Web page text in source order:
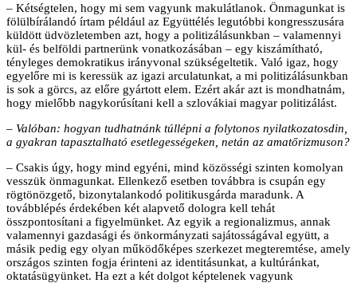
– Kétségtelen, hogy mi sem vagyunk makulátlanok. Önmagunkat is
fölülbírálandó írtam például az Együttélés legutóbbi kongresszusára
küldött üdvözletemben azt, hogy a politizálásunkban – valamennyi
kül- és belföldi partnerünk vonatkozásában – egy kiszámítható,
tényleges demokratikus irányvonal szükségeltetik. Való igaz, hogy
egyelőre mi is keressük az igazi arculatunkat, a mi politizálásunkban
is sok a görcs, az előre gyártott elem. Ezért akár azt is mondhatnám,
hogy mielőbb nagykorúsítani kell a szlovákiai magyar politizálást.
– Valóban: hogyan tudhatnánk túllépni a folytonos nyilatkozatosdin,
a gyakran tapasztalható esetlegességeken, netán az amatőrizmuson?
– Csakis úgy, hogy mind egyéni, mind közösségi szinten komolyan
vesszük önmagunkat. Ellenkező esetben továbbra is csupán egy
rögtönözgető, bizonytalankodó politikusgárda maradunk. A
továbblépés érdekében két alapvető dologra kell tehát
összpontosítani a figyelmünket. Az egyik a regionalizmus, annak
valamennyi gazdasági és önkormányzati sajátosságával együtt, a
másik pedig egy olyan működőképes szerkezet megteremtése, amely
országos szinten fogja érinteni az identitásunkat, a kultúránkat,
oktatásügyünket. Ha ezt a két dolgot képtelenek vagyunk